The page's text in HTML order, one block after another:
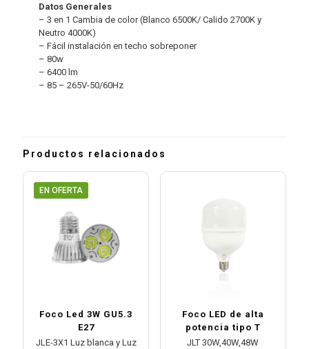
Datos Generales
– 3 en 1 Cambia de color (Blanco 6500K/ Calido 2700K y
Neutro 4000K)
– Fácil instalación en techo sobreponer
– 80w
– 6400 lm
– 85 – 265V-50/60Hz
Productos relacionados
EN OFERTA
Foco Led 3W GU5.3
E27
JLE-3X1 Luz blanca y Luz
Foco LED de alta
potencia tipo T
JLT 30W,40W,48W